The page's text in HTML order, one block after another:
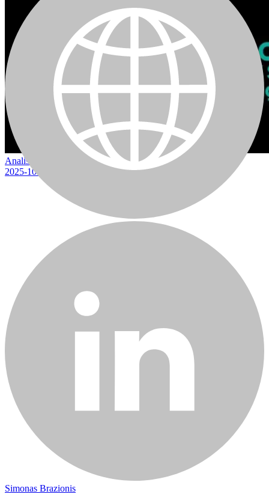
Analisi tecnica settimanale del BTC a cura di Mako Sharks
2025-10-22
Simonas Brazionis